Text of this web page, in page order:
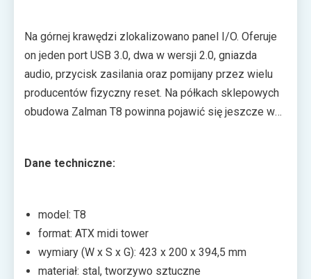
rozszerzeń, napęd optyczny i sześć dysków – cztery
2,5” i dwa 3,5”.
Na górnej krawędzi zlokalizowano panel I/O. Oferuje
on jeden port USB 3.0, dwa w wersji 2.0, gniazda
audio, przycisk zasilania oraz pomijany przez wielu
producentów fizyczny reset. Na półkach sklepowych
obudowa Zalman T8 powinna pojawić się jeszcze w
Dane techniczne:
model: T8
format: ATX midi tower
wymiary (W x S x G): 423 x 200 x 394,5 mm
materiał: stal, tworzywo sztuczne